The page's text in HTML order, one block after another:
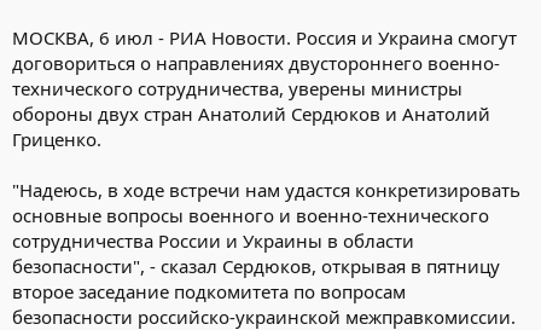
МОСКВА, 6 июл - РИА Новости. Россия и Украина смогут
договориться о направлениях двустороннего военно-
технического сотрудничества, уверены министры
обороны двух стран Анатолий Сердюков и Анатолий
Гриценко.
"Надеюсь, в ходе встречи нам удастся конкретизировать
основные вопросы военного и военно-технического
сотрудничества России и Украины в области
безопасности", - сказал Сердюков, открывая в пятницу
второе заседание подкомитета по вопросам
безопасности российско-украинской межправкомиссии.